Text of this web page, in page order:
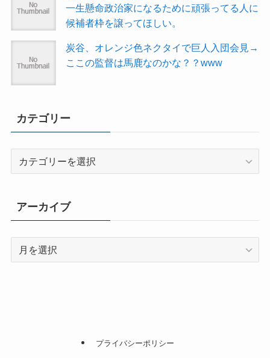
一生懸命政治家になるために頑張ってる人に
候補者枠を譲ってほしい。
炭谷、オレンジ色ネクタイで巨人入団会見→
ここの監督は馬鹿なのかな？？www
カテゴリー
リ
ー
アーカイブ
プライバシーポリシー